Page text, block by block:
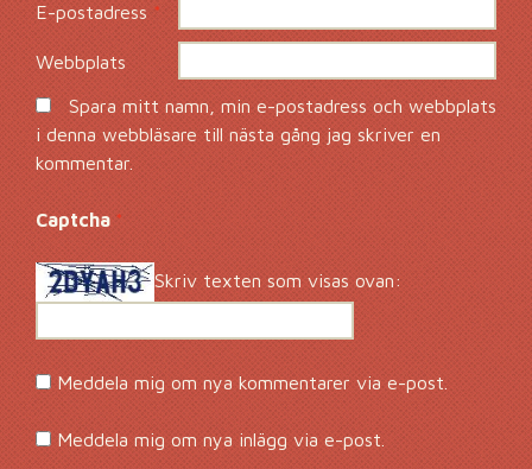
E-postadress*
Webbplats
Spara mitt namn, min e-postadress och webbplats
i denna webbläsare till nästa gång jag skriver en
kommentar.
Captcha*
Skriv texten som visas ovan:
Meddela mig om nya kommentarer via e-post.
Meddela mig om nya inlägg via e-post.